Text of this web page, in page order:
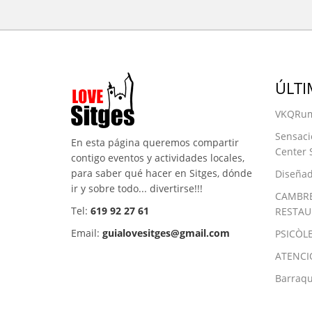
En esta página queremos compartir
contigo eventos y actividades locales,
para saber qué hacer en Sitges, dónde
ir y sobre todo... divertirse!!!
Tel: 619 92 27 61
Email: guialovesitges@gmail.com
Center